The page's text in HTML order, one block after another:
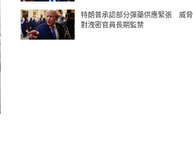
特朗普承認部分彈藥供應緊張 威脅
對洩密官員長期監禁